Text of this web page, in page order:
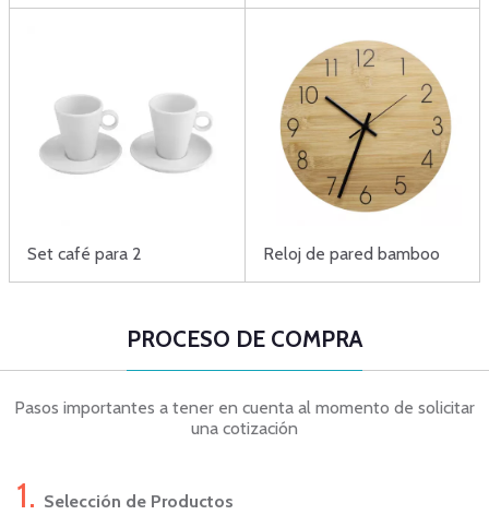
Set café para 2 Reloj de pared bamboo
PROCESO DE COMPRA
Pasos importantes a tener en cuenta al momento de solicitar
una cotización
Selección de Productos